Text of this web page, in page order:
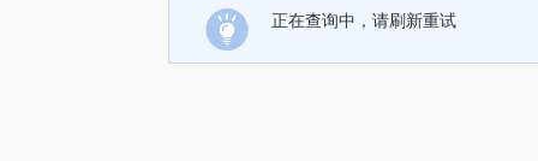
正在查询中，请刷新重试